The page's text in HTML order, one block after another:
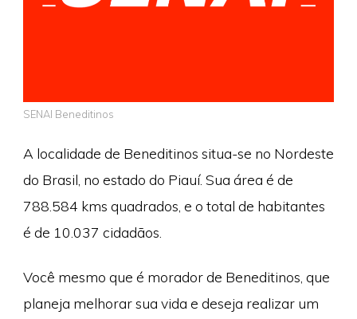
SENAI Beneditinos
A localidade de Beneditinos situa-se no Nordeste
do Brasil, no estado do Piauí. Sua área é de
788.584 kms quadrados, e o total de habitantes
é de 10.037 cidadãos.
Você mesmo que é morador de Beneditinos, que
planeja melhorar sua vida e deseja realizar um